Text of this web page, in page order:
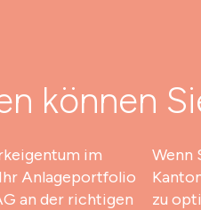
können
im
Anlageportfolio
an der richtigen
Wenn
zu